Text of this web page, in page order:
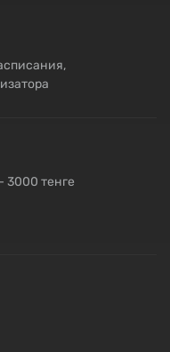
3000 тенге